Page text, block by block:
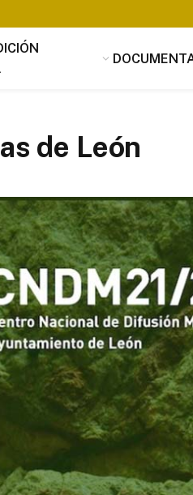
de León
Tomás Luis de
Si alguien buscara
útil que la música,
suavidad en los
mensaje de los
provecho, no sólo al
al cuerpo.